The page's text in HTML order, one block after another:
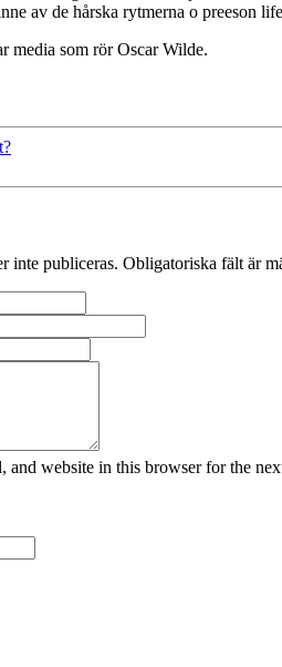
av de hårska rytmerna o preeson
media som rör Oscar Wilde.
inte publiceras. Obligatoriska fält är
and website in this browser for the